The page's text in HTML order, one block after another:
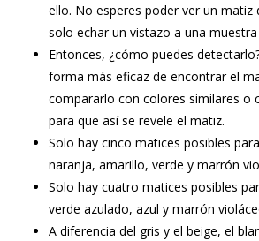
ello. No esperes poder ver un matiz
solo echar un vistazo a una
Entonces, ¿cómo puedes
forma más eficaz de encontrar el
compararlo con colores similares o
para que así se revele el matiz.
Solo hay cinco matices posibles
naranja, amarillo, verde y marrón
Solo hay cuatro matices posibles
verde azulado, azul y marrón
A diferencia del gris y el beige, el